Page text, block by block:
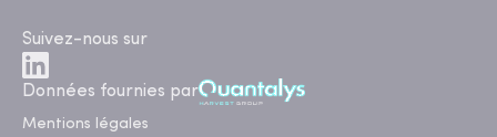
Suivez-nous sur
Données fournies par
Mentions légales